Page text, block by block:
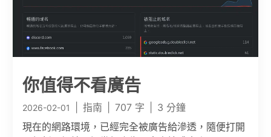
你值得不看廣告
2026-02-01 指南 707 字
3 分鐘
現在的網路環境，已經完全被廣告給滲透，隨便打開